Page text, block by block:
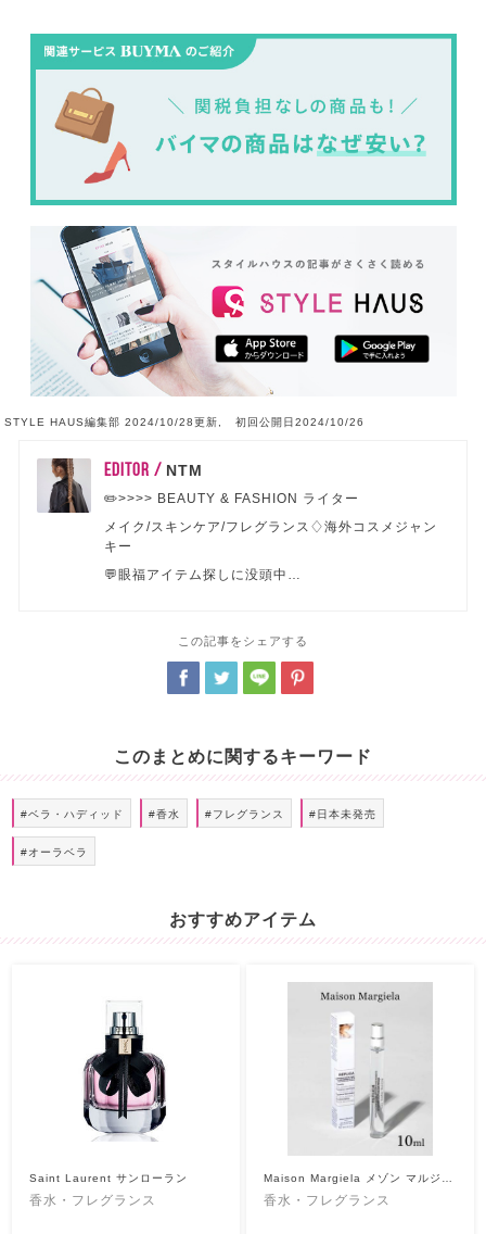
STYLE HAUS編集部 2024/10/28更新, 初回公開日2024/10/26
EDITOR / NTM
✏️>>>> BEAUTY & FASHION ライター
メイク/スキンケア/フレグランス♢海外コスメジャン
キー
💬眼福アイテム探しに没頭中…
この記事をシェアする
このまとめに関するキーワード
#ベラ・ハディッド #香水 #フレグランス #日本未発売
#オーラベラ
おすすめアイテム
Saint Laurent サンローラン
香水・フレグランス
Maison Margiela メゾン マルジェ
ラ
香水・フレグランス